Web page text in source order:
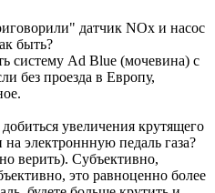
датчик NOx и насос
быть?
систему Ad Blue (мочевина) с
без проезда в Европу,
увеличения крутящего
электроннную педаль газа?
верить). Субъективно,
это равноценно более